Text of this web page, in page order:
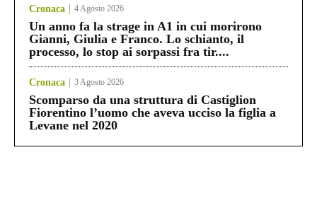
Cronaca 4 Agosto 2026
Un anno fa la strage in A1 in cui morirono
Gianni, Giulia e Franco. Lo schianto, il
processo, lo stop ai sorpassi fra tir....
Cronaca 3 Agosto 2026
Scomparso da una struttura di Castiglion
Fiorentino l’uomo che aveva ucciso la figlia a
Levane nel 2020